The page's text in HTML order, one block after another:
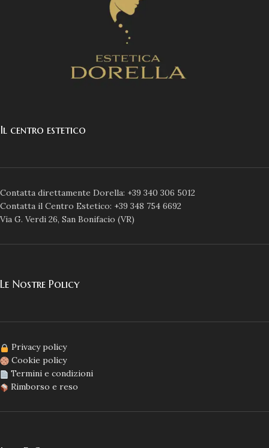
Il centro estetico
Contatta direttamente Dorella: +39 340 306 5012
Contatta il Centro Estetico: +39 348 754 6692
Via G. Verdi 26, San Bonifacio (VR)
Le Nostre Policy
Privacy policy
Cookie policy
Termini e condizioni
Rimborso e reso